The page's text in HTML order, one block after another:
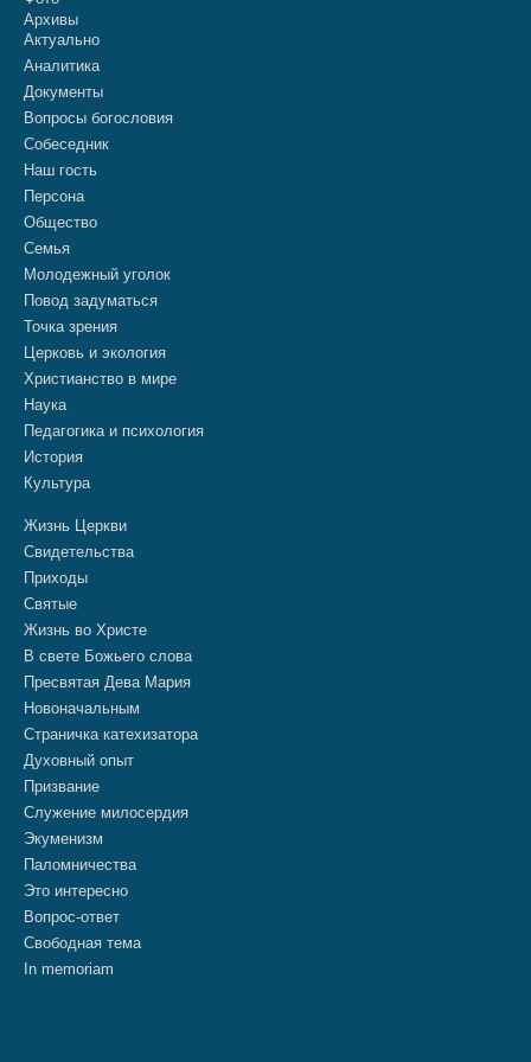
Архивы
Актуально
Аналитика
Документы
Вопросы богословия
Собеседник
Наш гость
Персона
Общество
Семья
Молодежный уголок
Повод задуматься
Точка зрения
Церковь и экология
Христианство в мире
Наука
Педагогика и психология
История
Культура
Жизнь Церкви
Свидетельства
Приходы
Святые
Жизнь во Христе
В свете Божьего слова
Пресвятая Дева Мария
Новоначальным
Страничка катехизатора
Духовный опыт
Призвание
Служение милосердия
Экуменизм
Паломничества
Это интересно
Вопрос-ответ
Свободная тема
In memoriam